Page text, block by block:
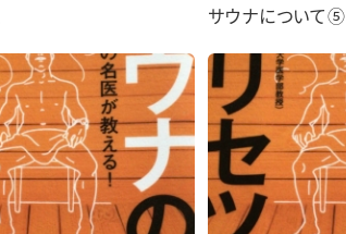
サウナについて⑤